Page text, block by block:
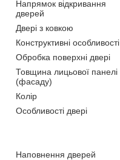
Напрямок відкривання
дверей
Двері з ковкою
Конструктивні особливості
Обробка поверхні двері
Товщина лицьової панелі
(фасаду)
Колір
Особливості двері
Наповнення дверей